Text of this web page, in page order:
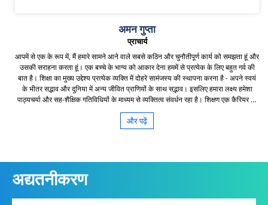
अमन गुप्ता
प्राचार्य
आपमें से एक के रूप में, मैं हमारे सामने आने वाले सबसे कठिन और चुनौतीपूर्ण कार्य को समझता हूं और
उसकी सराहना करता हूं। एक बच्चे के भाग्य को आकार देना हममें से प्रत्येक के लिए बहुत गर्व की
बात है। शिक्षा का मुख्य उद्देश्य प्रत्येक व्यक्ति में दोहरे सामंजस्य की स्थापना करना है - अपने स्वयं
के भीतर सद्भाव और दुनिया में अन्य जीवित प्राणियों के साथ सद्भाव। इसलिए हमारा लक्ष्य हमेशा
पाठ्यचर्या और सह-शैक्षिक गतिविधियों के माध्यम से व्यक्तित्व संवर्धन रहा है। शिक्षण एक कैरियर या
पेशे से कहीं अधिक है। यह (शिक्षण) एक बच्चे को एक जिम्मेदार नागरिक के रूप में ढालने और आकार
देने की सबसे कठिन जिम्मेदारी है। मुझे यकीन है कि मेरे छात्र समाज के उत्पादक, बुद्धिमान और
ईमानदार नागरिक बनेंगे। वांछित परिणाम प्राप्त करने के लिए माता-पिता की सक्रिय भागीदारी और
शानदार प्रदर्शन कर सकें।
और पढ़ें
अद्यतनीकरण